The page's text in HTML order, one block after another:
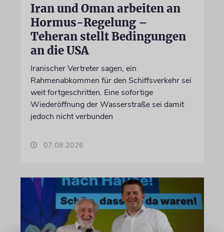
Iran und Oman arbeiten an
Hormus-Regelung –
Teheran stellt Bedingungen
an die USA
Iranischer Vertreter sagen, ein
Rahmenabkommen für den Schiffsverkehr sei
weit fortgeschritten. Eine sofortige
Wiederöffnung der Wasserstraße sei damit
jedoch nicht verbunden
07.08.2026